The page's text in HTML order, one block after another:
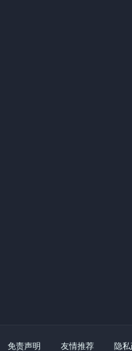
免责声明 友情推荐 隐